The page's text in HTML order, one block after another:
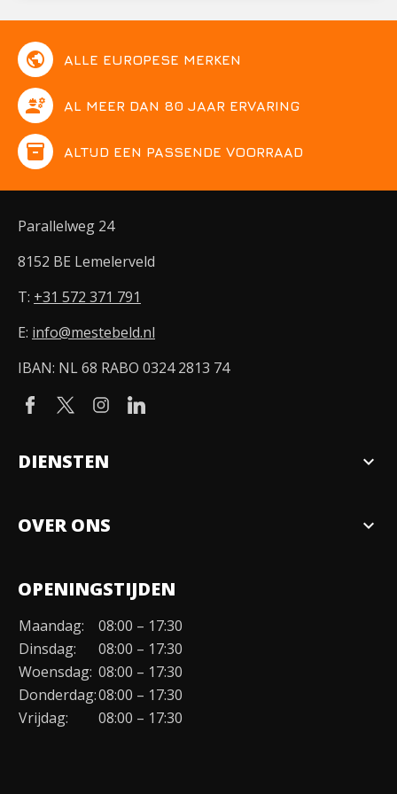
public ALLE EUROPESE MERKEN
engineering AL MEER DAN 80 JAAR ERVARING
inventory ALTIJD EEN PASSENDE VOORRAAD
Parallelweg 24
8152 BE Lemelerveld
T: +31 572 371 791
E: info@mestebeld.nl
IBAN: NL 68 RABO 0324 2813 74
DIENSTEN expand_more
OVER ONS expand_more
Organisatie
Duurzaamheid
Werken bij
Contact
OPENINGSTIJDEN
Maandag:
08:00 – 17:30
Dinsdag:
08:00 – 17:30
Woensdag: 08:00 – 17:30
Donderdag:08:00 – 17:30
Vrijdag:
08:00 – 17:30